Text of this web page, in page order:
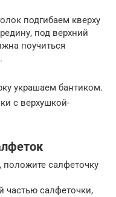
подгибаем кверху
под верхний
поучиться
украшаем бантиком.
с верхушкой-
салфеточку
частью салфеточки,